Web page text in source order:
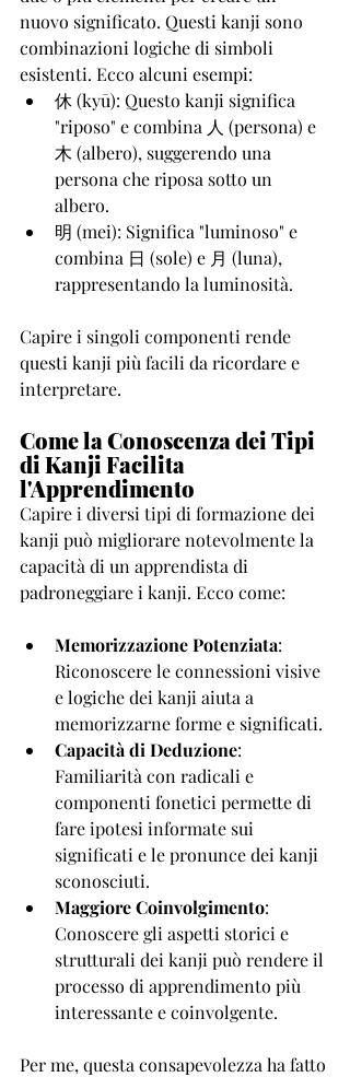
nuovo significato. Questi kanji sono
combinazioni logiche di simboli
esistenti. Ecco alcuni esempi:
休 (kyū): Questo kanji significa
"riposo" e combina 人 (persona) e
木 (albero), suggerendo una
persona che riposa sotto un
albero.
明 (mei): Significa "luminoso" e
combina 日 (sole) e 月 (luna),
rappresentando la luminosità.
Capire i singoli componenti rende
questi kanji più facili da ricordare e
interpretare.
Come la Conoscenza dei Tipi
di Kanji Facilita
l'Apprendimento
Capire i diversi tipi di formazione dei
kanji può migliorare notevolmente la
capacità di un apprendista di
padroneggiare i kanji. Ecco come:
Memorizzazione Potenziata:
Riconoscere le connessioni visive
e logiche dei kanji aiuta a
memorizzarne forme e significati.
Capacità di Deduzione:
Familiarità con radicali e
componenti fonetici permette di
fare ipotesi informate sui
significati e le pronunce dei kanji
sconosciuti.
Maggiore Coinvolgimento:
Conoscere gli aspetti storici e
strutturali dei kanji può rendere il
processo di apprendimento più
interessante e coinvolgente.
Per me, questa consapevolezza ha fatto